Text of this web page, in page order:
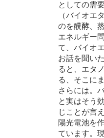
としての需
（バイオエ
のを醗酵、
エネルギー
て、バイオ
お話を聞い
ると、エタ
る、そこに
さらには。
と実はそう
じことが言
陽光電池を
ています。